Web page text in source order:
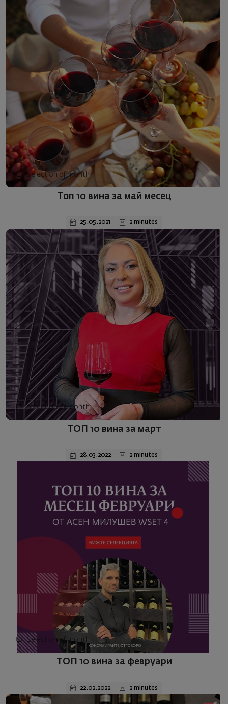
Selection of month
Топ 10 вина за май месец
25.05.2021 2 minutes
Selection of month
ТОП 10 вина за март
28.03.2022 2 minutes
Selection of month
ТОП 10 вина за февруари
22.02.2022 2 minutes